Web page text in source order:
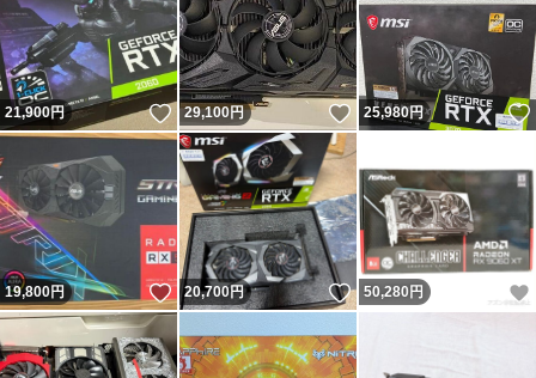
21,900円 いいね！
29,100円 いいね！
25,980円
19,800円 いいね！
20,700円 いいね！
50,280 円